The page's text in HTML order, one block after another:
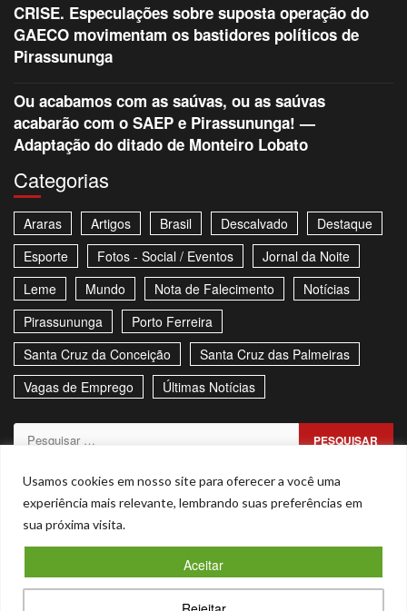
Usamos cookies em nosso site para oferecer a você uma
experiência mais relevante, lembrando suas preferências em
sua próxima visita.
Aceitar
CRISE. Especulações sobre suposta operação do
GAECO movimentam os bastidores políticos de
Pirassununga
Ou acabamos com as saúvas, ou as saúvas
acabarão com o SAEP e Pirassununga! —
Adaptação do ditado de Monteiro Lobato
Categorias
Araras Artigos Brasil Descalvado
Destaque
Esporte
Fotos - Social / Eventos
Jornal da Noite
Leme
Mundo Nota de Falecimento
Notícias
Pirassununga
Porto Ferreira
Santa Cruz da Conceição
Santa Cruz das Palmeiras
Vagas de Emprego
Últimas Notícias
Pesquisar
Sitemap Política de Privacidade Contato
Stories
Facebook
Youtube
Copyright © Todos os direitos reservados. - CNPJ –